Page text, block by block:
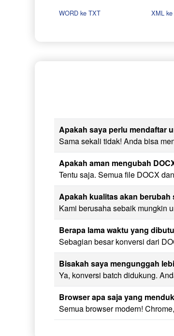
WORD ke TXT
XML
Apakah saya perlu mendaftar
Sama sekali tidak! Anda bisa
Apakah aman mengubah
Tentu saja. Semua file DOCX
Apakah kualitas akan berubah
Kami berusaha sebaik mungkin
Berapa lama waktu yang
Sebagian besar konversi dari
Bisakah saya mengunggah
Ya, konversi batch didukung.
Browser apa saja yang
Semua browser modern!